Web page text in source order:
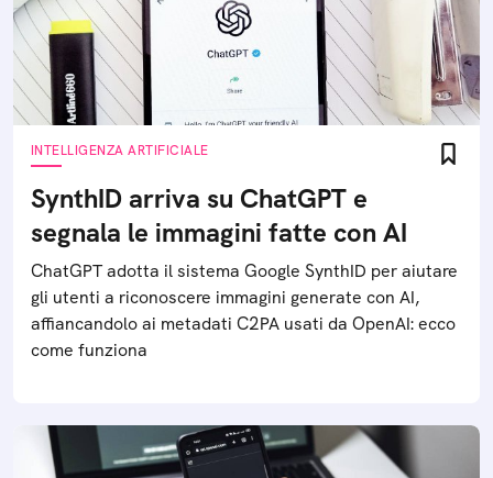
INTELLIGENZA ARTIFICIALE
SynthID arriva su ChatGPT e
segnala le immagini fatte con AI
ChatGPT adotta il sistema Google SynthID per aiutare
gli utenti a riconoscere immagini generate con AI,
affiancandolo ai metadati C2PA usati da OpenAI: ecco
come funziona